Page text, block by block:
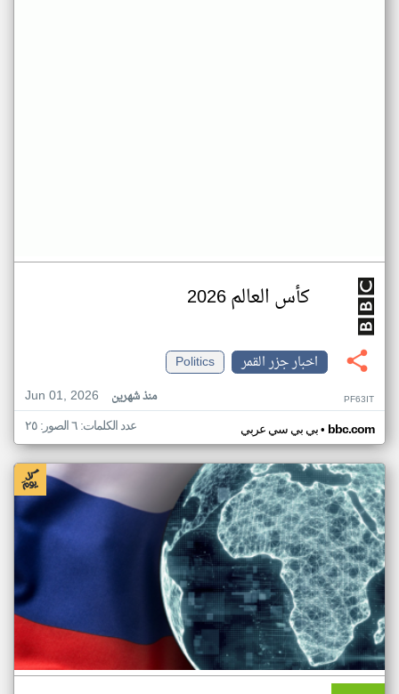
كأس العالم 2026
اخبار جزر القمر
Politics
Jun 01, 2026
منذ شهرين PF63IT
بي بي سي عربي• bbc.com عدد الكلمات: ٦ الصور: ٢٥